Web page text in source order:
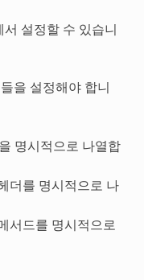
서 설정할 수 있습니
을 설정해야 합니
명시적으로 나열합
더를 명시적으로 나
서드를 명시적으로